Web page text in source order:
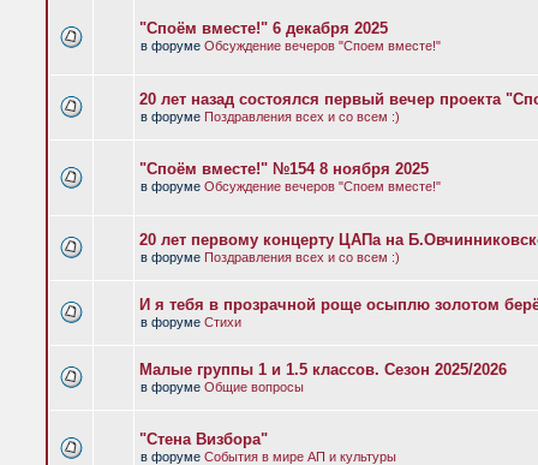
"Споём вместе!" 6 декабря 2025
в форуме Обсуждение вечеров "Споем вместе!"
20 лет назад состоялся первый вечер проекта
в форуме Поздравления всех и со всем :)
"Споём вместе!" №154 8 ноября 2025
в форуме Обсуждение вечеров "Споем вместе!"
20 лет первому концерту ЦАПа на
в форуме Поздравления всех и со всем :)
И я тебя в прозрачной роще осыплю золотом
в форуме Стихи
Малые группы 1 и 1.5 классов. Сезон 2025/2026
в форуме Общие вопросы
"Стена Визбора"
в форуме События в мире АП и культуры